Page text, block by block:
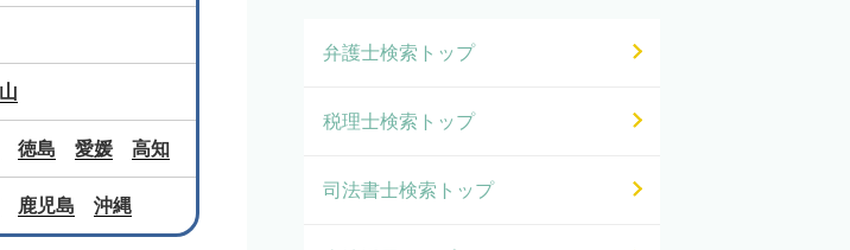
徳島 愛媛 高知
鹿児島 沖縄
弁護士検索トップ
税理士検索トップ
司法書士検索トップ